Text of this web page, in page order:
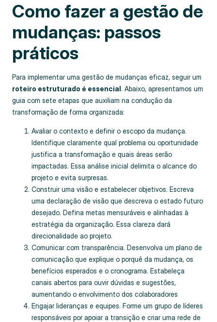
Como fazer a gestão de
mudanças: passos
práticos
Para implementar uma gestão de mudanças eficaz, seguir um
roteiro estruturado é essencial. Abaixo, apresentamos um
guia com sete etapas que auxiliam na condução da
transformação de forma organizada:
Avaliar o contexto e definir o escopo da mudança.
Identifique claramente qual problema ou oportunidade
justifica a transformação e quais áreas serão
impactadas. Essa análise inicial delimita o alcance do
projeto e evita surpresas.
Construir uma visão e estabelecer objetivos. Escreva
uma declaração de visão que descreva o estado futuro
desejado. Defina metas mensuráveis e alinhadas à
estratégia da organização. Essa clareza dará
direcionalidade ao projeto.
Comunicar com transparência. Desenvolva um plano de
comunicação que explique o porquê da mudança, os
benefícios esperados e o cronograma. Estabeleça
canais abertos para ouvir dúvidas e sugestões,
aumentando o envolvimento dos colaboradores
Engajar lideranças e equipes. Forme um grupo de líderes
responsáveis por apoiar a transição e criar uma rede de